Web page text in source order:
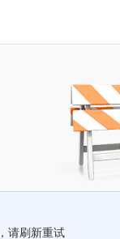
请刷新重试